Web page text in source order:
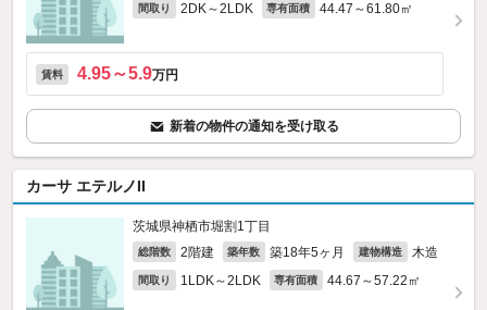
間取り 2DK～2LDK 専有面積 44.47～61.80㎡
賃料 4.95～5.9万円
新着の物件の通知を受け取る
カーサ エテルノII
茨城県神栖市堀割1丁目
総階数 2階建 築年数 築18年5ヶ月 建物構造 木造
間取り 1LDK～2LDK 専有面積 44.67～57.22㎡